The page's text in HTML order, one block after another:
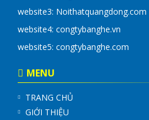
website3: Noithatquangdong.com
website4: congtybanghe.vn
website5: congtybanghe.com
MENU
TRANG CHỦ
GIỚI THIỆU